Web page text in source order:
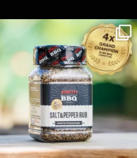
Koření Suncity – autentická BBQ chuť u vás doma!...
1 0